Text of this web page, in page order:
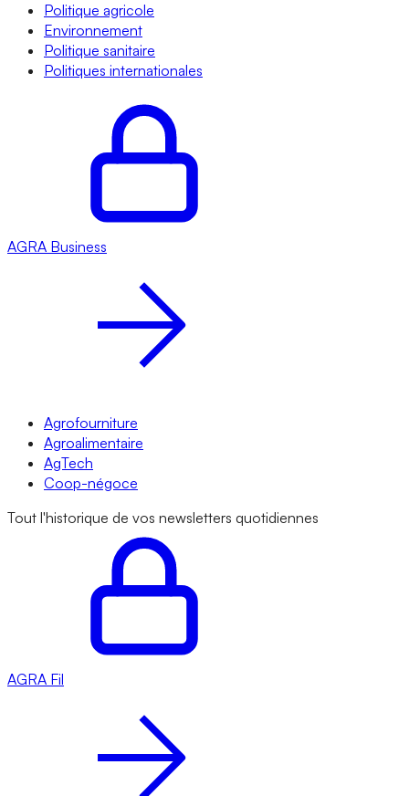
Politique agricole
Environnement
Politique sanitaire
Politiques internationales
AGRA Business
Agrofourniture
Agroalimentaire
AgTech
Coop-négoce
Tout l'historique de vos newsletters quotidiennes
AGRA Fil